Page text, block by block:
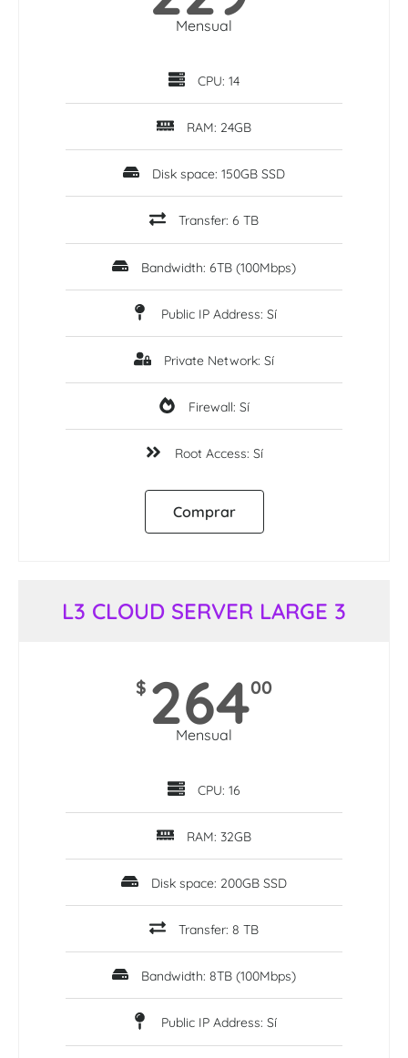
Mensual
CPU: 14
RAM: 24GB
Disk space: 150GB SSD
Transfer: 6 TB
Bandwidth: 6TB (100Mbps)
Public IP Address: Sí
Private Network: Sí
Firewall: Sí
Root Access: Sí
Comprar
L3 CLOUD SERVER LARGE 3
$ 26400
Mensual
CPU: 16
RAM: 32GB
Disk space: 200GB SSD
Transfer: 8 TB
Bandwidth: 8TB (100Mbps)
Public IP Address: Sí